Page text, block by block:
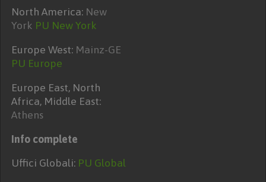
North America: New
York PU New York
Europe West: Mainz-GE
PU Europe
Europe East, North
Africa, Middle East:
Athens
Info complete
Uffici Globali: PU Global